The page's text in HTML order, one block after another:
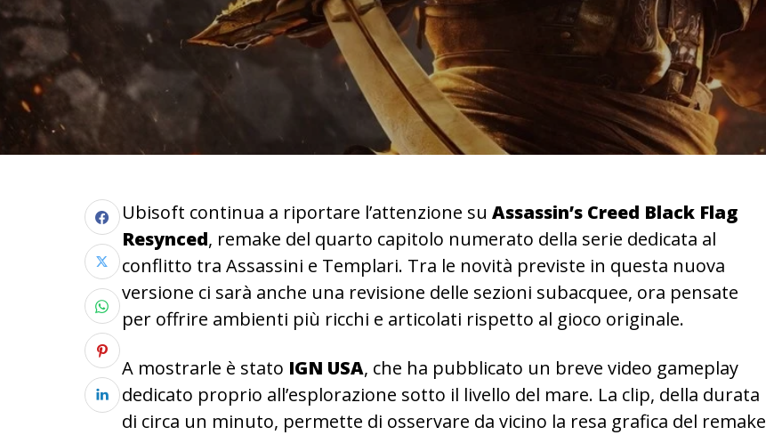
Ubisoft continua a riportare l’attenzione su Assassin’s Creed Black Flag
Resynced, remake del quarto capitolo numerato della serie dedicata al
conflitto tra Assassini e Templari. Tra le novità previste in questa nuova
versione ci sarà anche una revisione delle sezioni subacquee, ora pensate
per offrire ambienti più ricchi e articolati rispetto al gioco originale.
A mostrarle è stato IGN USA, che ha pubblicato un breve video gameplay
dedicato proprio all’esplorazione sotto il livello del mare. La clip, della durata
di circa un minuto, permette di osservare da vicino la resa grafica del remake